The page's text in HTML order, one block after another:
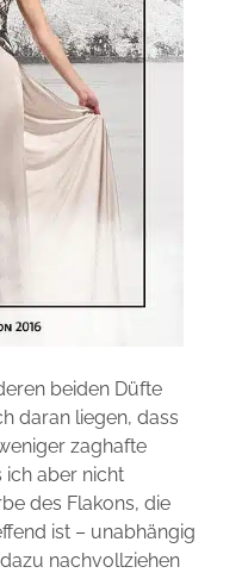
beiden Düfte
daran liegen, dass
zaghafte
aber nicht
des Flakons, die
ist – unabhängig
nachvollziehen